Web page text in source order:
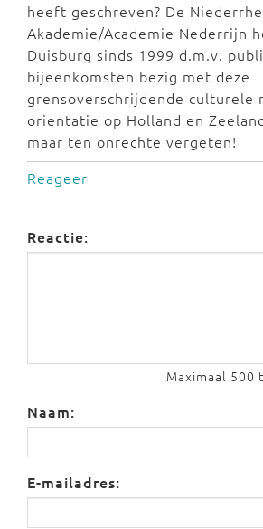
heeft geschreven? De
Akademie/Academie Nederrijn
Duisburg sinds 1999 d.m.v.
bijeenkomsten bezig met deze
grensoverschrijdende culturele
orientatie op Holland en
maar ten onrechte vergeten!
Reageer
Reactie:
Maximaal 500
Naam:
E-mailadres: